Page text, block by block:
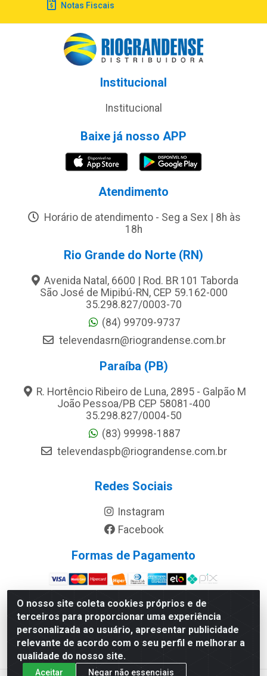
O nosso site coleta cookies próprios e de
terceiros para proporcionar uma experiência
personalizada ao usuário, apresentar publicidade
relevante de acordo com o seu perfil e melhorar a
qualidade do nosso site.
Aceitar Negar não essenciais
Notas Fiscais
Institucional
Institucional
Baixe já nosso APP
Atendimento
Horário de atendimento - Seg a Sex | 8h às
18h
Rio Grande do Norte (RN)
Avenida Natal, 6600 | Rod. BR 101 Taborda
São José de Mipibú-RN, CEP 59.162-000
35.298.827/0003-70
(84) 99709-9737
televendasrn@riograndense.com.br
Paraíba (PB)
R. Hortêncio Ribeiro de Luna, 2895 - Galpão M
João Pessoa/PB CEP 58081-400
35.298.827/0004-50
(83) 99998-1887
televendaspb@riograndense.com.br
Redes Sociais
Instagram
Facebook
Formas de Pagamento
Site Seguro